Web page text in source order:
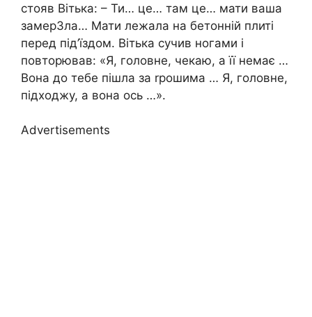
стояв Вітька: – Ти… це… там це… мати ваша
замер3ла… Мати лежала на бетонній плиті
перед під’їздом. Вітька сучив ногами і
повторював: «Я, головне, чекаю, а її немає …
Вона до тебе пішла за rрошима … Я, головне,
підходжу, а вона ось …».
Advertisements